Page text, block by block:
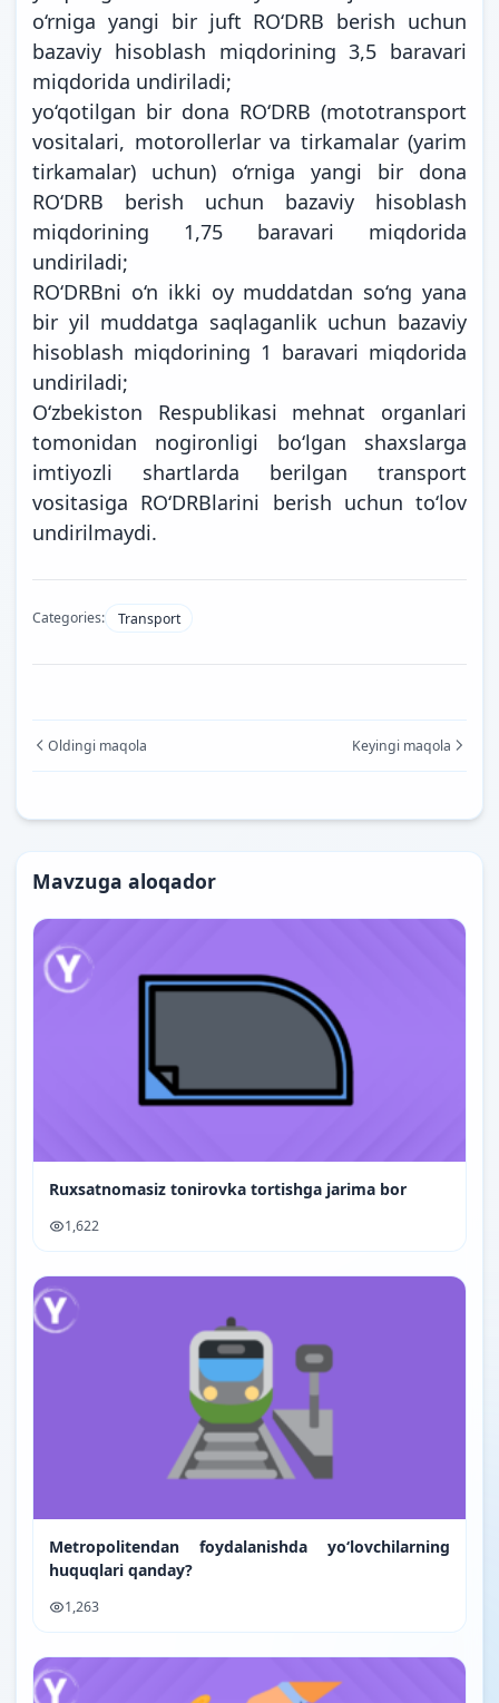
o‘rniga yangi bir juft RO‘DRB berish uchun
bazaviy hisoblash miqdorining 3,5 baravari
miqdorida undiriladi;
yo‘qotilgan bir dona RO‘DRB (mototransport
vositalari, motorollerlar va tirkamalar (yarim
tirkamalar) uchun) o‘rniga yangi bir dona
RO‘DRB berish uchun bazaviy hisoblash
miqdorining 1,75 baravari miqdorida
undiriladi;
RO‘DRBni o‘n ikki oy muddatdan so‘ng yana
bir yil muddatga saqlaganlik uchun bazaviy
hisoblash miqdorining 1 baravari miqdorida
undiriladi;
O‘zbekiston Respublikasi mehnat organlari
tomonidan nogironligi bo‘lgan shaxslarga
imtiyozli shartlarda berilgan transport
vositasiga RO‘DRBlarini berish uchun to‘lov
undirilmaydi.
Categories: Transport
Oldingi maqola Keyingi maqola
Mavzuga aloqador
Ruxsatnomasiz tonirovka tortishga jarima bor
1,622
Metropolitendan foydalanishda yo‘lovchilarning
huquqlari qanday?
1,263